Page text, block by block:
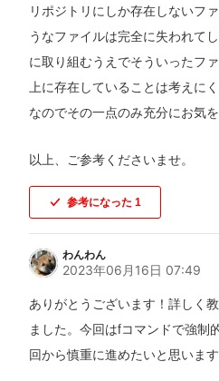
リポジトリにしか存在しないフ
うなファイルは完全に失われて
に取り組むうえでそういったフ
上に存在していることは考えに
なのでその一点のみ充分にお気を
以上、ご参考くださいませ。
参考になった 1
わんわん
2023年06月16日 07:49
ありがとうございます！詳しく
ました。今回はfコマンドで強制
回から慎重に進めたいと思います